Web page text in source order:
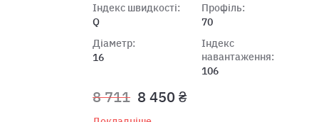
Індекс швидкості:
Q
Діаметр:
16
Профіль:
70
Індекс
навантаження:
106
8 711 8 450 ₴